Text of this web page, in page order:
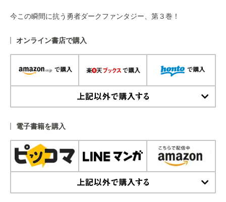
今この瞬間に抗う勇者ダークファンタジー、第３巻！
オンライン書店で購入
電子書籍を購入